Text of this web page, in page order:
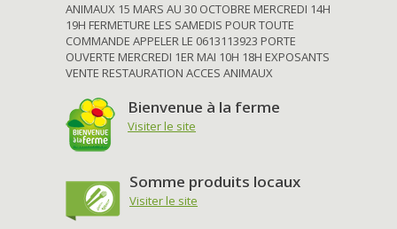
ANIMAUX 15 MARS AU 30 OCTOBRE MERCREDI 14H
19H FERMETURE LES SAMEDIS POUR TOUTE
COMMANDE APPELER LE 0613113923 PORTE
OUVERTE MERCREDI 1ER MAI 10H 18H EXPOSANTS
VENTE RESTAURATION ACCES ANIMAUX
Bienvenue à la ferme
Visiter le site
Somme produits locaux
Visiter le site